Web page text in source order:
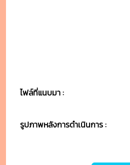
ไฟล์ที่แนบมา :
รูปภาพหลังการดำเนินการ :